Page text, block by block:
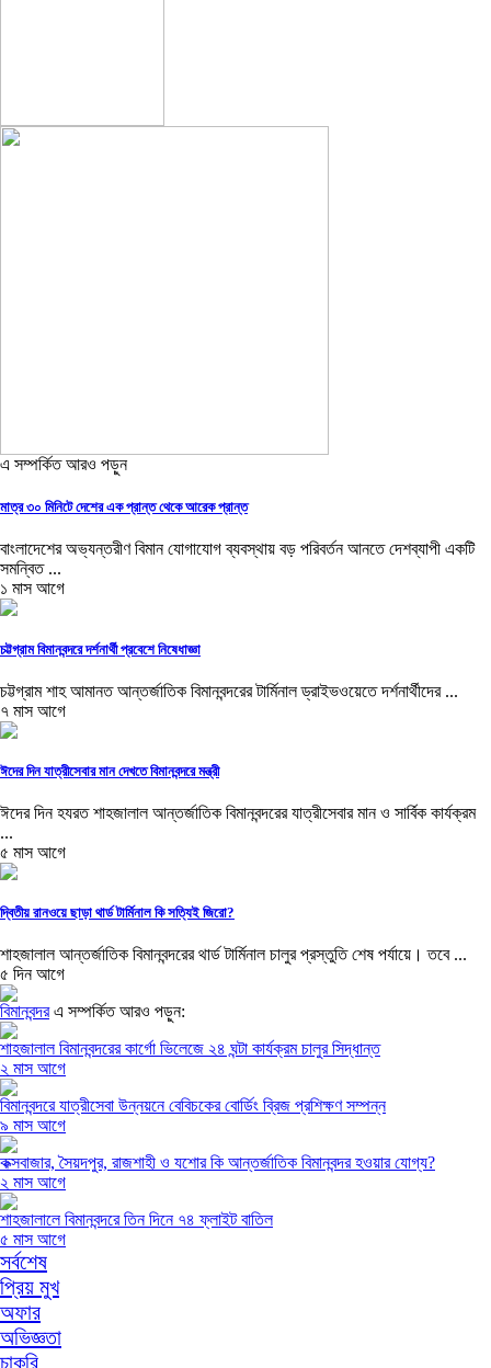
এ সম্পর্কিত আরও পড়ুন
মাত্র ৩০ মিনিটে দেশের এক প্রান্ত থেকে আরেক প্রান্ত
বাংলাদেশের অভ্যন্তরীণ বিমান যোগাযোগ ব্যবস্থায় বড় পরিবর্তন আনতে দেশব্যাপী একটি
সমন্বিত ...
১ মাস আগে
চট্টগ্রাম বিমানবন্দরে দর্শনার্থী প্রবেশে নিষেধাজ্ঞা
চট্টগ্রাম শাহ আমানত আন্তর্জাতিক বিমানবন্দরের টার্মিনাল ড্রাইভওয়েতে দর্শনার্থীদের ...
৭ মাস আগে
ঈদের দিন যাত্রীসেবার মান দেখতে বিমানবন্দরে মন্ত্রী
ঈদের দিন হযরত শাহজালাল আন্তর্জাতিক বিমানবন্দরের যাত্রীসেবার মান ও সার্বিক কার্যক্রম
...
৫ মাস আগে
দ্বিতীয় রানওয়ে ছাড়া থার্ড টার্মিনাল কি সত্যিই জিরো?
শাহজালাল আন্তর্জাতিক বিমানবন্দরের থার্ড টার্মিনাল চালুর প্রস্তুতি শেষ পর্যায়ে। তবে ...
৫ দিন আগে
বিমানবন্দরএ সম্পর্কিত আরও পড়ুন:
শাহজালাল বিমানবন্দরের কার্গো ভিলেজে ২৪ ঘন্টা কার্যক্রম চালুর সিদ্ধান্ত
২ মাস আগে
বিমানবন্দরে যাত্রীসেবা উন্নয়নে বেবিচকের বোর্ডিং ব্রিজ প্রশিক্ষণ সম্পন্ন
৯ মাস আগে
কক্সবাজার, সৈয়দপুর, রাজশাহী ও যশোর কি আন্তর্জাতিক বিমানবন্দর হওয়ার যোগ্য?
২ মাস আগে
শাহজালালে বিমানবন্দরে তিন দিনে ৭৪ ফ্লাইট বাতিল
৫ মাস আগে
সর্বশেষ
প্রিয় মুখ
অফার
অভিজ্ঞতা
চাকরি